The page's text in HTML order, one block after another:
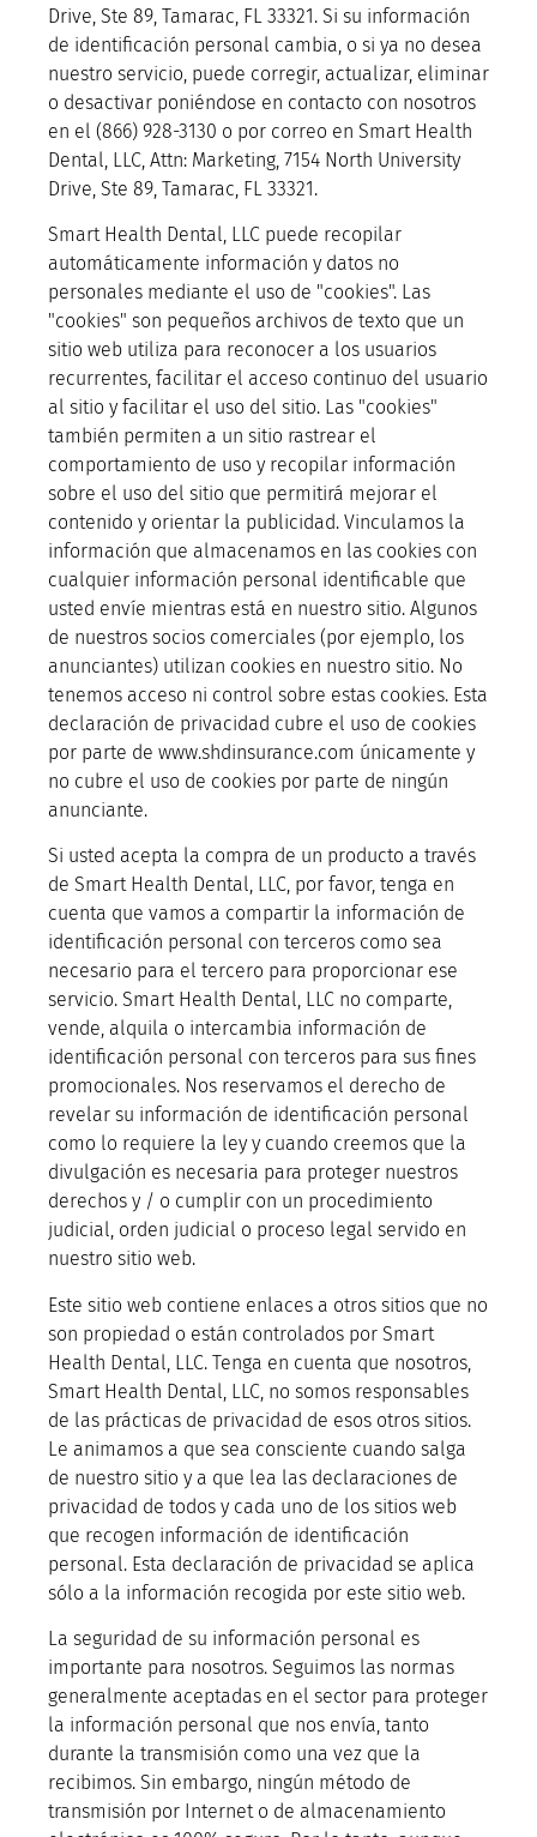
Drive, Ste 89, Tamarac, FL 33321. Si su información
de identificación personal cambia, o si ya no desea
nuestro servicio, puede corregir, actualizar, eliminar
o desactivar poniéndose en contacto con nosotros
en el (866) 928-3130 o por correo en Smart Health
Dental, LLC, Attn: Marketing, 7154 North University
Drive, Ste 89, Tamarac, FL 33321.
Smart Health Dental, LLC puede recopilar
automáticamente información y datos no
personales mediante el uso de "cookies". Las
"cookies" son pequeños archivos de texto que un
sitio web utiliza para reconocer a los usuarios
recurrentes, facilitar el acceso continuo del usuario
al sitio y facilitar el uso del sitio. Las "cookies"
también permiten a un sitio rastrear el
comportamiento de uso y recopilar información
sobre el uso del sitio que permitirá mejorar el
contenido y orientar la publicidad. Vinculamos la
información que almacenamos en las cookies con
cualquier información personal identificable que
usted envíe mientras está en nuestro sitio. Algunos
de nuestros socios comerciales (por ejemplo, los
anunciantes) utilizan cookies en nuestro sitio. No
tenemos acceso ni control sobre estas cookies. Esta
declaración de privacidad cubre el uso de cookies
por parte de www.shdinsurance.com únicamente y
no cubre el uso de cookies por parte de ningún
anunciante.
Si usted acepta la compra de un producto a través
de Smart Health Dental, LLC, por favor, tenga en
cuenta que vamos a compartir la información de
identificación personal con terceros como sea
necesario para el tercero para proporcionar ese
servicio. Smart Health Dental, LLC no comparte,
vende, alquila o intercambia información de
identificación personal con terceros para sus fines
promocionales. Nos reservamos el derecho de
revelar su información de identificación personal
como lo requiere la ley y cuando creemos que la
divulgación es necesaria para proteger nuestros
derechos y / o cumplir con un procedimiento
judicial, orden judicial o proceso legal servido en
nuestro sitio web.
Este sitio web contiene enlaces a otros sitios que no
son propiedad o están controlados por Smart
Health Dental, LLC. Tenga en cuenta que nosotros,
Smart Health Dental, LLC, no somos responsables
de las prácticas de privacidad de esos otros sitios.
Le animamos a que sea consciente cuando salga
de nuestro sitio y a que lea las declaraciones de
privacidad de todos y cada uno de los sitios web
que recogen información de identificación
personal. Esta declaración de privacidad se aplica
sólo a la información recogida por este sitio web.
La seguridad de su información personal es
importante para nosotros. Seguimos las normas
generalmente aceptadas en el sector para proteger
la información personal que nos envía, tanto
durante la transmisión como una vez que la
recibimos. Sin embargo, ningún método de
transmisión por Internet o de almacenamiento